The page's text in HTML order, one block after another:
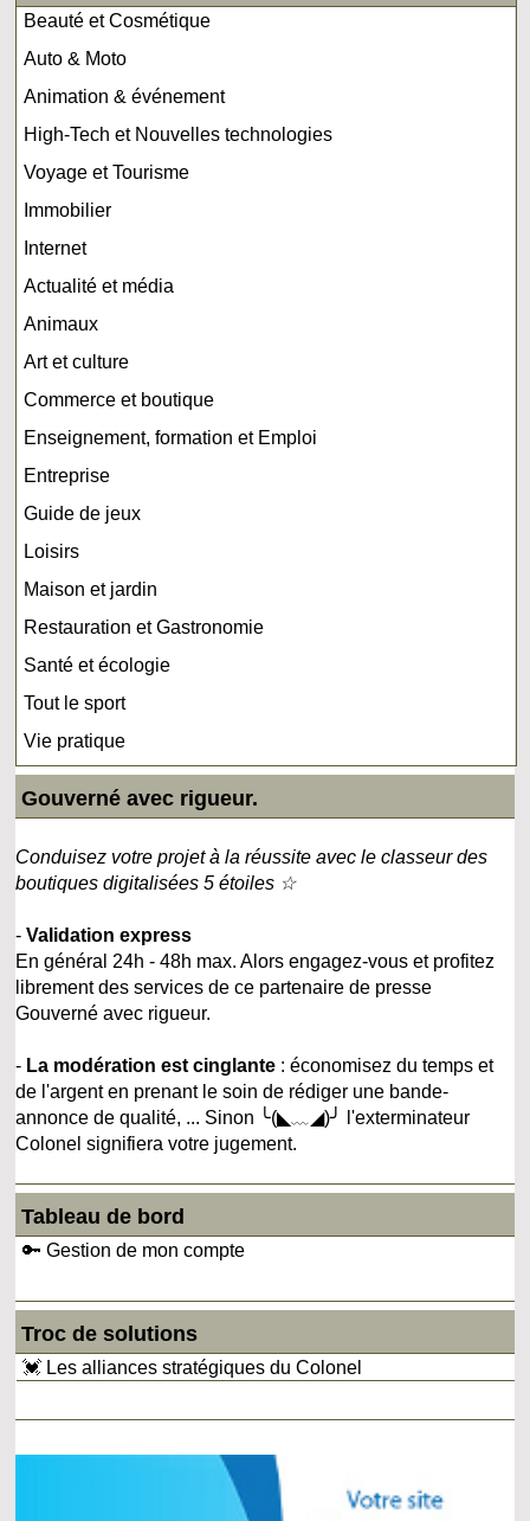
Beauté et Cosmétique
Auto & Moto
Animation & événement
High-Tech et Nouvelles technologies
Voyage et Tourisme
Immobilier
Internet
Actualité et média
Animaux
Art et culture
Commerce et boutique
Enseignement, formation et Emploi
Entreprise
Guide de jeux
Loisirs
Maison et jardin
Restauration et Gastronomie
Santé et écologie
Tout le sport
Vie pratique
Gouverné avec rigueur.
Conduisez votre projet à la réussite avec le classeur des
boutiques digitalisées 5 étoiles ☆
-Validation express
En général 24h - 48h max. Alors engagez-vous et profitez
librement des services de ce partenaire de presse
Gouverné avec rigueur.
- La modération est cinglante : économisez du temps et
de l'argent en prenant le soin de rédiger une bande-
annonce de qualité, ... Sinon ╰(◣﹏◢)╯ l'exterminateur
Colonel signifiera votre jugement.
Tableau de bord
🔑 Gestion de mon compte
Troc de solutions
💓 Les alliances stratégiques du Colonel